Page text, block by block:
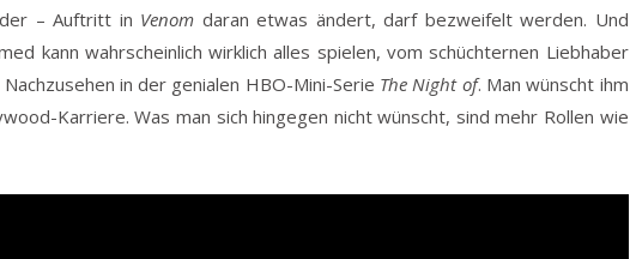
– Auftritt in Venom daran etwas ändert, darf bezweifelt werden. Und
kann wahrscheinlich wirklich alles spielen, vom schüchternen Liebhaber
in der genialen HBO-Mini-Serie The Night of. Man wünscht ihm
Karriere. Was man sich hingegen nicht wünscht, sind mehr Rollen wie